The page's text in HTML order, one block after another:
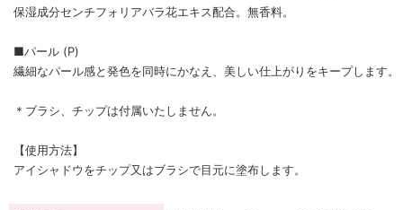
保湿成分センチフォリアバラ花エキス配合。無香料。
■パール (P)
繊細なパール感と発色を同時にかなえ、美しい仕上がりをキープします。
＊ブラシ、チップは付属いたしません。
【使用方法】
アイシャドウをチップ又はブラシで目元に塗布します。